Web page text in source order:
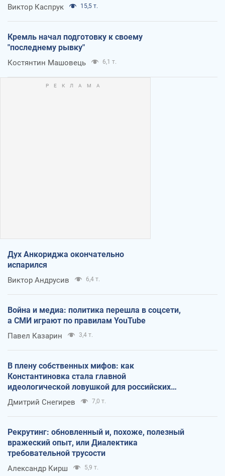
Виктор Каспрук 15,5 т.
Кремль начал подготовку к своему
"последнему рывку"
Костянтин Машовець 6,1 т.
Дух Анкориджа окончательно
испарился
Виктор Андрусив 6,4 т.
Война и медиа: политика перешла в соцсети,
а СМИ играют по правилам YouTube
Павел Казарин 3,4 т.
В плену собственных мифов: как
Константиновка стала главной
идеологической ловушкой для российских
оккупантов
Дмитрий Снегирев 7,0 т.
Рекрутинг: обновленный и, похоже, полезный
вражеский опыт, или Диалектика
требовательной трусости
Александр Кирш 5,9 т.